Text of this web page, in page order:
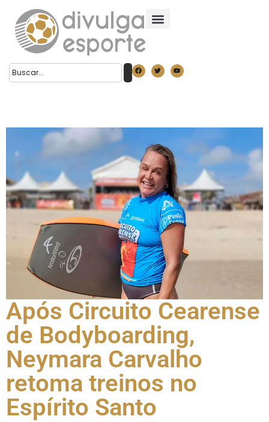
Após Circuito Cearense
de Bodyboarding,
Neymara Carvalho
retoma treinos no
Espírito Santo